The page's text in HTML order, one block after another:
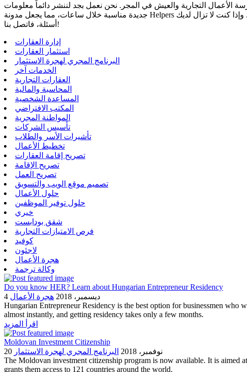
الأعمال التجارية والعيش في المجر. نحن نعمل بجد لننشر دائماً معلومات
جديدة مناسبة خلال ساعات، مما يجعل مدونة Helpers موردا أساسيا. كما نستجيب للأسئلة الشائعة لعملائنا وشركائنا، لذلك يرجى استخدام وظيفة البحث أو مرشح كلمات البحث أدناه. وإذا كنت لا تزال لديك
أسئلة، فاتصل بنا!
إدارة العقارات
استثمار العقارات
البرنامج المجري لهجرة الاستثمار
الخدمات آخر
العقارات التجارية
المحاسبة والمالية
المساعدة الشخصية
المكتب الافتراضي
المواطنة المجرية
تأسيس الشركات
تأشيرات الأسر والطلاب
تخطيط الأعمال
تصريح إقامة العقارات
تصريح الإقامة
تصريح العمل
تصميم موقع الويب والتسويق
حلول الأعمال
حلول توفير الموظفين
خيري
شقق بودابست
فرص الامتيازات التجارية
كوفيد
لاجئون
هجرة الأعمال
وكالة ترجمة
Do you know HER? Learn about Hungarian Entrepreneur Residency
4 ديسمبر، 2018
هجرة الأعمال
Hungarian Entrepreneur Residency is the best option for businessmen who
almost instantly, and getting residency takes only a few months.
اقرأ المزيد
Moldovan Investment Citizenship
20 نوفمبر، 2018
البرنامج المجري لهجرة الاستثمار
The Moldovan investment citizenship program is now available. It is aimed
grants them access to 121 countries around the world.